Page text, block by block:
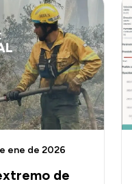
de
ene de 2026